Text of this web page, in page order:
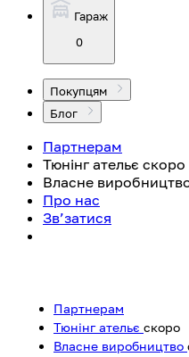
Гараж
0
Покупцям
Блог
Партнерам
Тюнінг ательє скоро
Власне
Про нас
Зв’затися
Партнерам
Тюнінг ательє скоро
Власне виробництво